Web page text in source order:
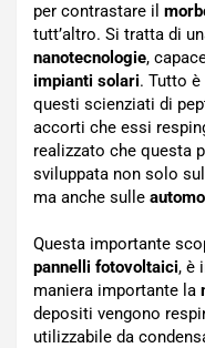
per contrastare il
tutt’altro. Si tratta di
nanotecnologie,
impianti solari. Tutto
questi scienziati di
accorti che essi
realizzato che questa
sviluppata non solo
ma anche sulle
Questa importante
pannelli fotovoltaici, è
maniera importante la
depositi vengono
utilizzabile da